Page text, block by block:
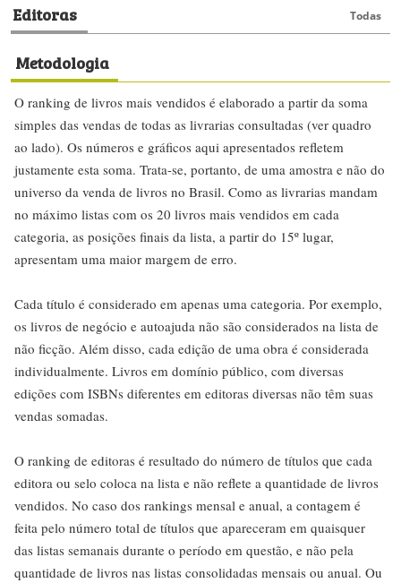
Editoras Todas
Metodologia
O ranking de livros mais vendidos é elaborado a partir da soma
simples das vendas de todas as livrarias consultadas (ver quadro
ao lado). Os números e gráficos aqui apresentados refletem
justamente esta soma. Trata-se, portanto, de uma amostra e não do
universo da venda de livros no Brasil. Como as livrarias mandam
no máximo listas com os 20 livros mais vendidos em cada
categoria, as posições finais da lista, a partir do 15º lugar,
apresentam uma maior margem de erro.
Cada título é considerado em apenas uma categoria. Por exemplo,
os livros de negócio e autoajuda não são considerados na lista de
não ficção. Além disso, cada edição de uma obra é considerada
individualmente. Livros em domínio público, com diversas
edições com ISBNs diferentes em editoras diversas não têm suas
vendas somadas.
O ranking de editoras é resultado do número de títulos que cada
editora ou selo coloca na lista e não reflete a quantidade de livros
vendidos. No caso dos rankings mensal e anual, a contagem é
feita pelo número total de títulos que apareceram em quaisquer
das listas semanais durante o período em questão, e não pela
quantidade de livros nas listas consolidadas mensais ou anual. Ou